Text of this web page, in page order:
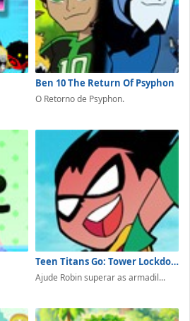
Ben 10 The Return Of Psyphon
O Retorno de Psyphon.
Teen Titans Go: Tower Lockdown
Ajude Robin superar as armadil...